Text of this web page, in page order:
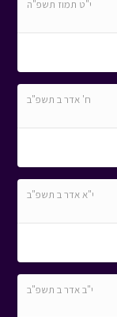
י"ט תמוז תשפ"ה
ח' אדר ב תשפ"ב
י"א אדר ב תשפ"ב
י"ב אדר ב תשפ"ב